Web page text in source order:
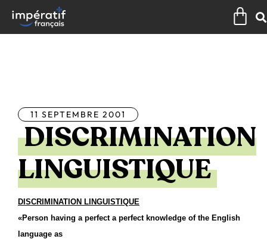
contenu
11 SEPTEMBRE 2001
DISCRIMINATION
LINGUISTIQUE
DISCRIMINATION LINGUISTIQUE
«Person having a perfect a perfect knowledge of the English
language as